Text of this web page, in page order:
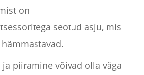
on
seotud asju, mis
piiramine võivad olla väga